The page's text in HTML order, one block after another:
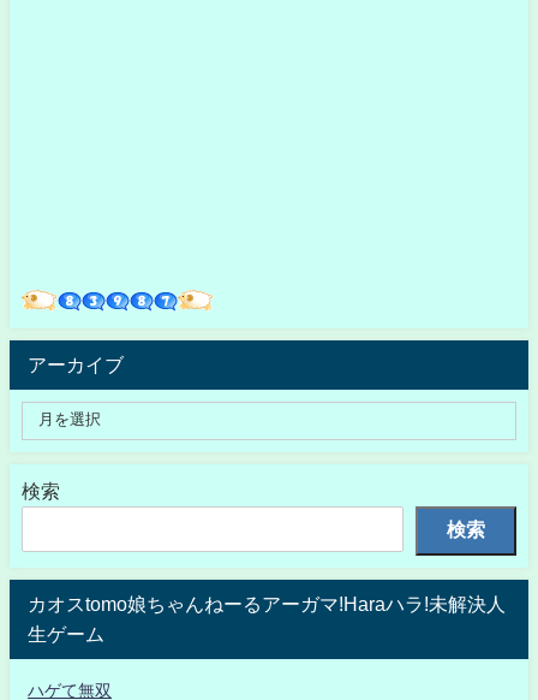
アーカイブ
検索
検索
カオスtomo娘ちゃんねーるアーガマ!Haraハラ!未解決人
生ゲーム
ハゲて無双